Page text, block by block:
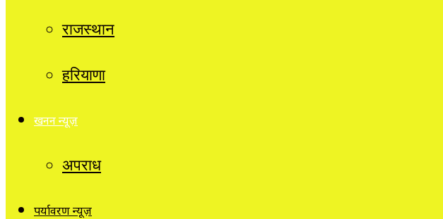
राजस्थान
हरियाणा
खनन न्यूज़
अपराध
पर्यावरण न्यूज़